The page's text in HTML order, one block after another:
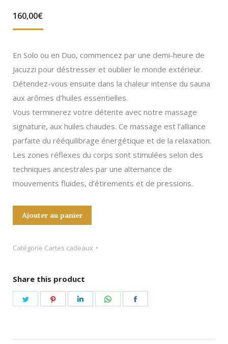
160,00€
En Solo ou en Duo, commencez par une demi-heure de
Jacuzzi pour déstresser et oublier le monde extérieur.
Détendez-vous ensuite dans la chaleur intense du sauna
aux arômes d’huiles essentielles.
Vous terminerez votre détente avec notre massage
signature, aux huiles chaudes. Ce massage est l’alliance
parfaite du rééquilibrage énergétique et de la relaxation.
Les zones réflexes du corps sont stimulées selon des
techniques ancestrales par une alternance de
mouvements fluides, d’étirements et de pressions.
Ajouter au panier
Catégorie Cartes cadeaux
Share this product
Share
Share
Share
Share